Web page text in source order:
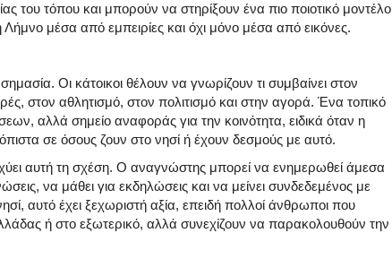
του τόπου και μπορούν να στηρίξουν ένα πιο ποιοτικό μοντέλο
μέσα από εμπειρίες και όχι μόνο μέσα από εικόνες.
Οι κάτοικοι θέλουν να γνωρίζουν τι συμβαίνει στον
στον αθλητισμό, στον πολιτισμό και στην αγορά. Ένα τοπικό
αλλά σημείο αναφοράς για την κοινότητα, ειδικά όταν η
σε όσους ζουν στο νησί ή έχουν δεσμούς με αυτό.
αυτή τη σχέση. Ο αναγνώστης μπορεί να ενημερωθεί άμεσα
να μάθει για εκδηλώσεις και να μείνει συνδεδεμένος με
αυτό έχει ξεχωριστή αξία, επειδή πολλοί άνθρωποι που
ή στο εξωτερικό, αλλά συνεχίζουν να παρακολουθούν την